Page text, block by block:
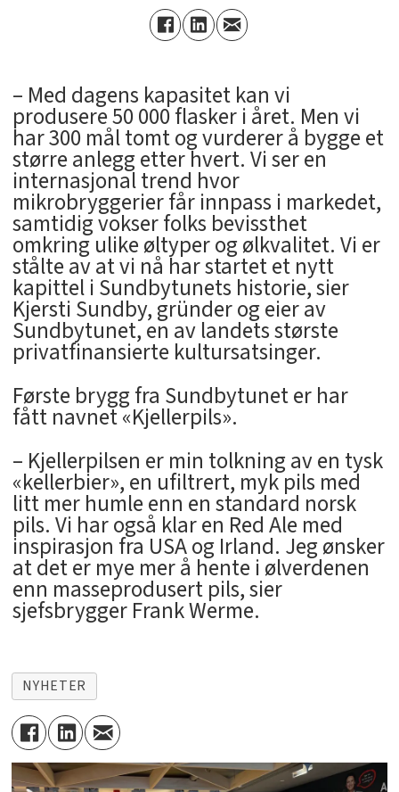
– Med dagens kapasitet kan vi
produsere 50 000 flasker i året. Men vi
har 300 mål tomt og vurderer å bygge et
større anlegg etter hvert. Vi ser en
internasjonal trend hvor
mikrobryggerier får innpass i markedet,
samtidig vokser folks bevissthet
omkring ulike øltyper og ølkvalitet. Vi er
stålte av at vi nå har startet et nytt
kapittel i Sundbytunets historie, sier
Kjersti Sundby, gründer og eier av
Sundbytunet, en av landets største
privatfinansierte kultursatsinger.
Første brygg fra Sundbytunet er har
fått navnet «Kjellerpils».
– Kjellerpilsen er min tolkning av en tysk
«kellerbier», en ufiltrert, myk pils med
litt mer humle enn en standard norsk
pils. Vi har også klar en Red Ale med
inspirasjon fra USA og Irland. Jeg ønsker
at det er mye mer å hente i ølverdenen
enn masseprodusert pils, sier
sjefsbrygger Frank Werme.
NYHETER